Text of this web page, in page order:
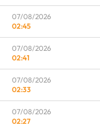
07/08/2026
02:45
07/08/2026
02:41
07/08/2026
02:33
07/08/2026
02:27